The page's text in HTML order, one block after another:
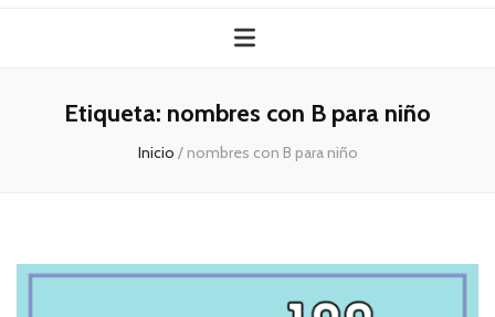
Etiqueta: nombres con B para niño
Inicio / nombres con B para niño